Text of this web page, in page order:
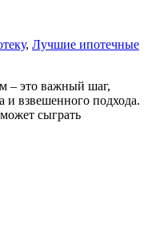
, Лучшие ипотечные
– это важный шаг,
и взвешенного подхода.
сыграть